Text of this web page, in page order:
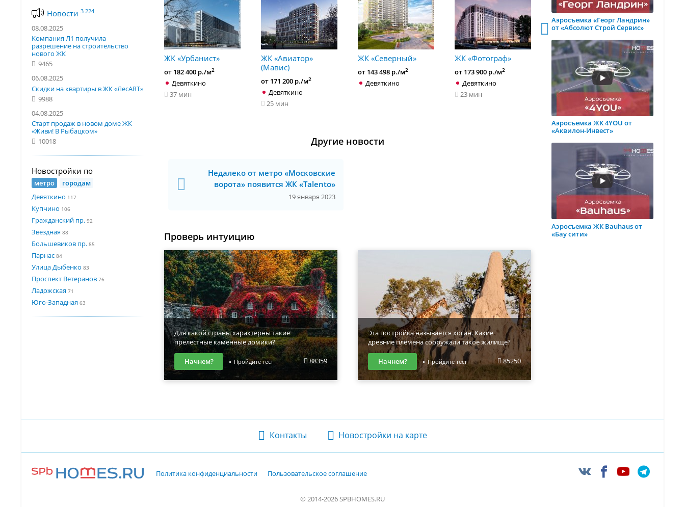
Новости 3 224
08.08.2025
Компания Л1 получила
разрешение на строительство
нового ЖК
9465
06.08.2025
Скидки на квартиры в ЖК «ЛесART»
9988
04.08.2025
Старт продаж в новом доме ЖК
«Живи! В Рыбацком»
10018
Новостройки по
метро
городам
Девяткино 117
Купчино 106
Гражданский пр. 92
Звездная 88
Большевиков пр. 85
Парнас 84
Улица Дыбенко 83
Проспект Ветеранов 76
Ладожская 71
Юго-Западная 63
ЖК «Урбанист»
от 182 400 р./м2
Девяткино
37 мин
ЖК «Авиатор»
(Мавис)
от 171 200 р./м2
Девяткино
25 мин
ЖК «Северный»
от 143 498 р./м2
Девяткино
ЖК «Фотограф»
от 173 900 р./м2
Девяткино
23 мин
ЖК «Новые
горизонты»
от 169 391 р./м 2
Девяткино
от 127 044
Другие новости
Недалеко от метро «Московские
ворота» появится ЖК «Talento»
19 января 2023
Проверь интуицию
Для какой страны характерны такие
прелестные каменные домики?
88359
Начнем? Пройдите тест
Эта постройка называется хоган. Какие
древние племена сооружали такое жилище?
85250
Начнем? Пройдите тест
Аэросъемка «Георг Ландрин»
от «Абсолют Строй Сервис»
Аэросъемка ЖК 4YOU от
«Аквилон-Инвест»
Аэросъемка ЖК Bauhaus от
«Бау сити»
Контакты Новостройки на карте
Политика конфиденциальности Пользовательское соглашение
© 2014-2026 SPBHOMES.RU